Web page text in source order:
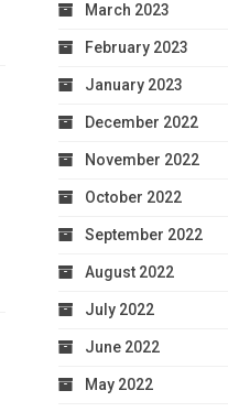
March 2023
February 2023
January 2023
December 2022
November 2022
October 2022
September 2022
August 2022
July 2022
June 2022
May 2022